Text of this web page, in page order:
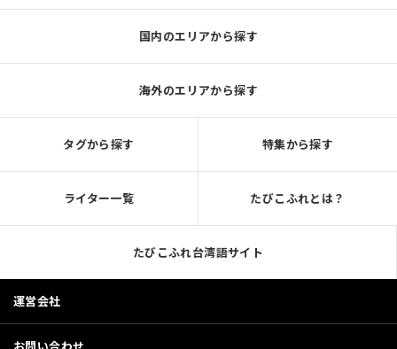
国内のエリアから探す
海外のエリアから探す
タグから探す 特集から探す
ライター一覧 たびこふれとは？
たびこふれ台湾語サイト
運営会社